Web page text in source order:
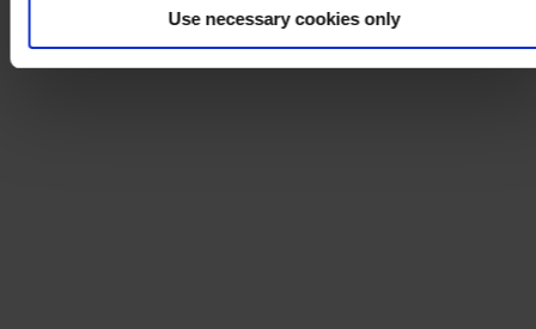
Use necessary cookies only